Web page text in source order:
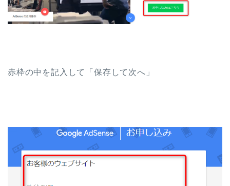
赤枠の中を記入して「保存して次へ」